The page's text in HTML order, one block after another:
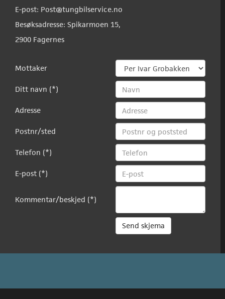
E-post: Post@tungbilservice.no
Besøksadresse: Spikarmoen 15,
2900 Fagernes
Mottaker
Ditt navn (*)
Adresse
Postnr/sted
Telefon (*)
E-post (*)
Kommentar/beskjed (*)